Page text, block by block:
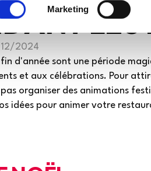
MarketingLES
2024
fin d'année sont une période
et aux célébrations. Pour
organiser des animations
idées pour animer votre